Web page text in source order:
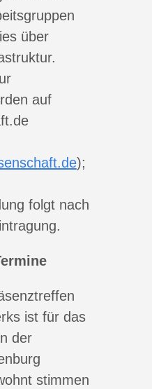
über
auf
);
folgt nach
ist für das
der
stimmen